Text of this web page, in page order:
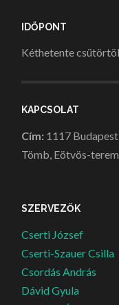
IDŐPONT
Kéthetente
KAPCSOLAT
Cím: 1117
Tömb, Eötvös-terem.
SZERVEZŐK
Cserti József
Cserti-Szauer Csilla
Csordás András
Dávid Gyula